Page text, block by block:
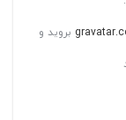
بروید و